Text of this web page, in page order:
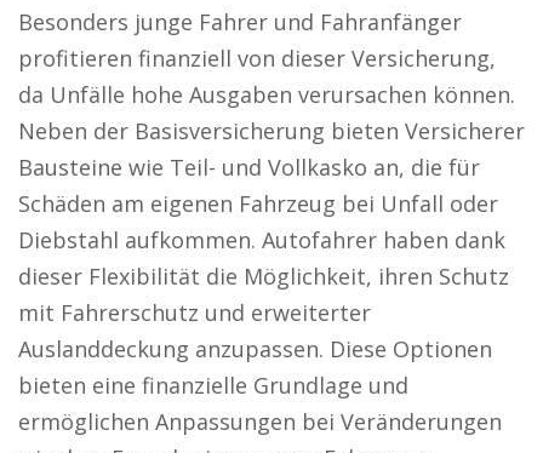
Besonders junge Fahrer und Fahranfänger
profitieren finanziell von dieser Versicherung,
da Unfälle hohe Ausgaben verursachen können.
Neben der Basisversicherung bieten Versicherer
Bausteine wie Teil- und Vollkasko an, die für
Schäden am eigenen Fahrzeug bei Unfall oder
Diebstahl aufkommen. Autofahrer haben dank
dieser Flexibilität die Möglichkeit, ihren Schutz
mit Fahrerschutz und erweiterter
Auslanddeckung anzupassen. Diese Optionen
bieten eine finanzielle Grundlage und
ermöglichen Anpassungen bei Veränderungen